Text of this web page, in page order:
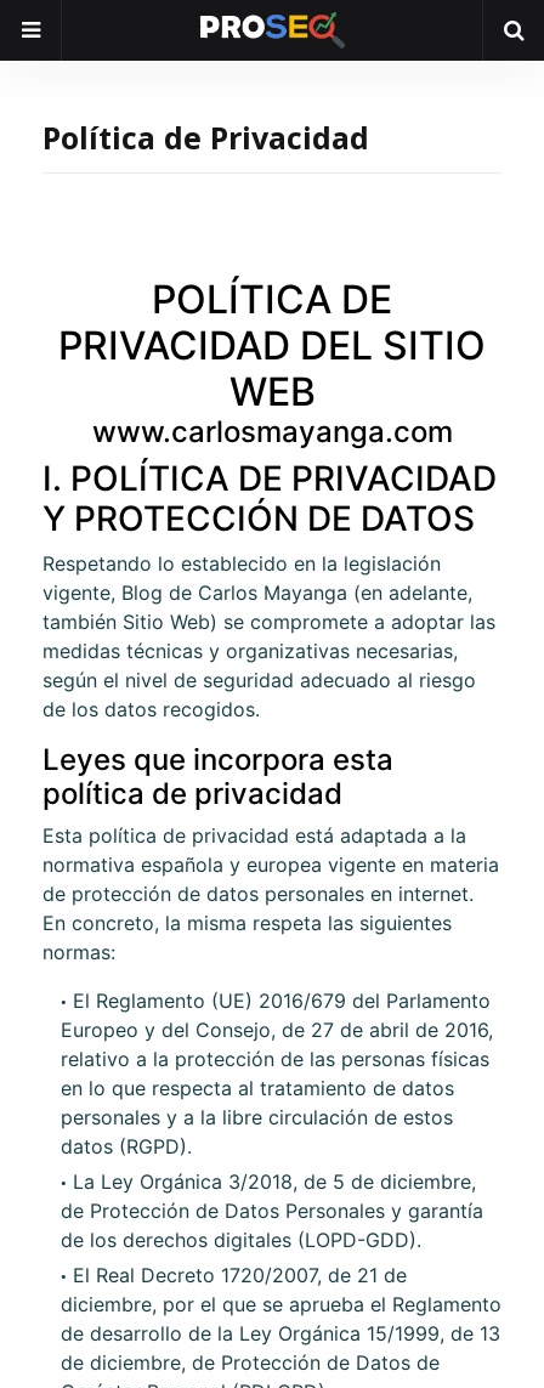
Política de Privacidad
POLÍTICA DE
PRIVACIDAD DEL SITIO
WEB
www.carlosmayanga.com
I. POLÍTICA DE PRIVACIDAD
Y PROTECCIÓN DE DATOS
Respetando lo establecido en la legislación
vigente, Blog de Carlos Mayanga (en adelante,
también Sitio Web) se compromete a adoptar las
medidas técnicas y organizativas necesarias,
según el nivel de seguridad adecuado al riesgo
de los datos recogidos.
Leyes que incorpora esta
política de privacidad
Esta política de privacidad está adaptada a la
normativa española y europea vigente en materia
de protección de datos personales en internet.
En concreto, la misma respeta las siguientes
normas:
El Reglamento (UE) 2016/679 del Parlamento
Europeo y del Consejo, de 27 de abril de 2016,
relativo a la protección de las personas físicas
en lo que respecta al tratamiento de datos
personales y a la libre circulación de estos
datos (RGPD).
La Ley Orgánica 3/2018, de 5 de diciembre,
de Protección de Datos Personales y garantía
de los derechos digitales (LOPD-GDD).
El Real Decreto 1720/2007, de 21 de
diciembre, por el que se aprueba el Reglamento
de desarrollo de la Ley Orgánica 15/1999, de 13
de diciembre, de Protección de Datos de